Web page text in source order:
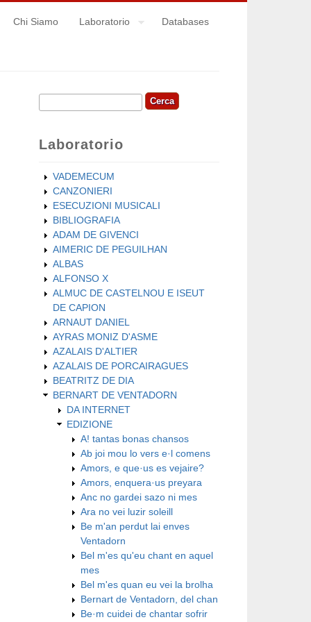
Chi Siamo Laboratorio Databases
Form di ricerca
Cerca
Laboratorio
VADEMECUM
CANZONIERI
ESECUZIONI MUSICALI
BIBLIOGRAFIA
ADAM DE GIVENCI
AIMERIC DE PEGUILHAN
ALBAS
ALFONSO X
ALMUC DE CASTELNOU E ISEUT
DE CAPION
ARNAUT DANIEL
AYRAS MONIZ D'ASME
AZALAIS D'ALTIER
AZALAIS DE PORCAIRAGUES
BEATRITZ DE DIA
BERNART DE VENTADORN
DA INTERNET
EDIZIONE
A! tantas bonas chansos
Ab joi mou lo vers e·l comens
Amors, e que·us es vejaire?
Amors, enquera·us preyara
Anc no gardei sazo ni mes
Ara no vei luzir soleill
Be m'an perdut lai enves
Ventadorn
Bel m'es qu'eu chant en aquel
mes
Bel m'es quan eu vei la brolha
Bernart de Ventadorn, del chan
Be·m cuidei de chantar sofrir